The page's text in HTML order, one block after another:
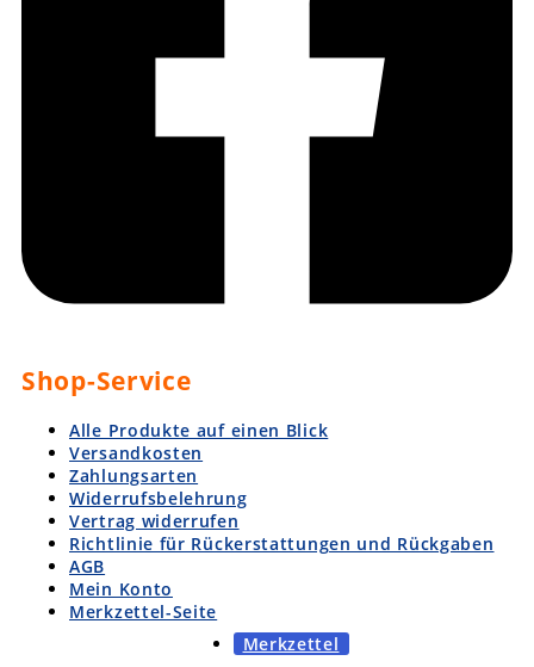
Shop-Service
Alle Produkte auf einen Blick
Versandkosten
Zahlungsarten
Widerrufsbelehrung
Vertrag widerrufen
Richtlinie für Rückerstattungen und Rückgaben
AGB
Mein Konto
Merkzettel-Seite
Merkzettel